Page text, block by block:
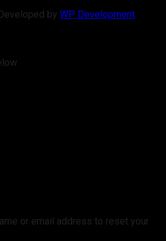
by WP Development.
or email address to reset your